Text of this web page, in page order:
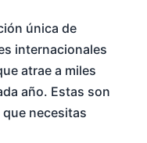
única de
internacionales
atrae a miles
año. Estas son
necesitas